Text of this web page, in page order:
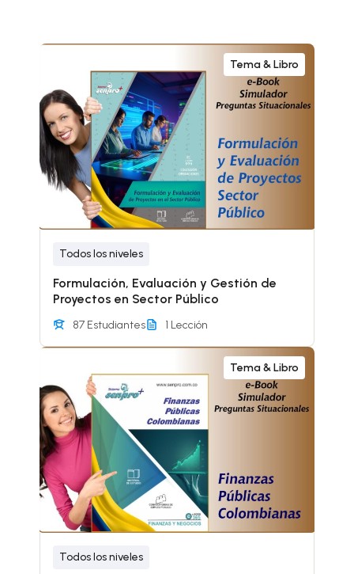
Tema & Libro
Todos los niveles
Formulación, Evaluación y Gestión de
Proyectos en Sector Público
87 Estudiantes 1 Lección
Tema & Libro
Todos los niveles